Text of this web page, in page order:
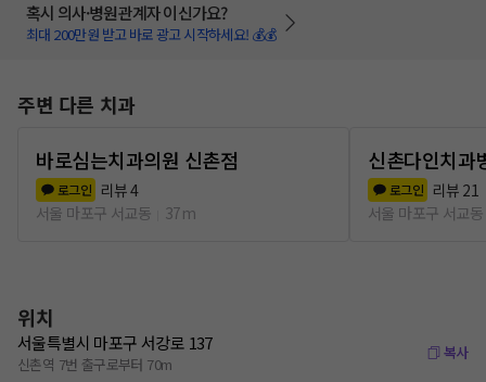
혹시 의사·병원관계자 이신가요?
최대 200만원 받고 바로 광고 시작하세요! 💰💰
주변 다른 치과
바로심는치과의원 신촌점
로그인 리뷰4
서울 마포구 서교동
37m
신촌다인치과
로그인 리뷰 21
서울 마포구 서교동
위치
서울특별시 마포구 서강로 137
신촌역 7번 출구로부터 70m
복사